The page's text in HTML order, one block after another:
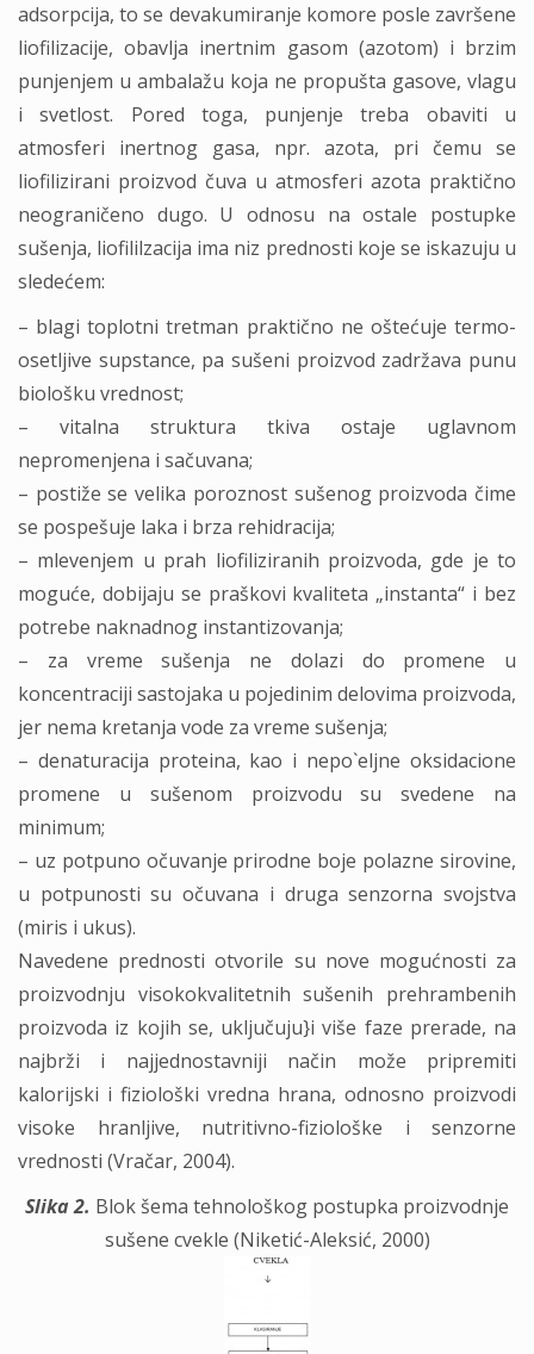
adsorpcija, to se devakumiranje komore posle završene
liofilizacije, obavlja inertnim gasom (azotom) i brzim
punjenjem u ambalažu koja ne propušta gasove, vlagu
i svetlost. Pored toga, punjenje treba obaviti u
atmosferi inertnog gasa, npr. azota, pri čemu se
liofilizirani proizvod čuva u atmosferi azota praktično
neograničeno dugo. U odnosu na ostale postupke
sušenja, liofililzacija ima niz prednosti koje se iskazuju u
sledećem:
– blagi toplotni tretman praktično ne oštećuje termo-
osetljive supstance, pa sušeni proizvod zadržava punu
biološku vrednost;
– vitalna struktura tkiva ostaje uglavnom
nepromenjena i sačuvana;
– postiže se velika poroznost sušenog proizvoda čime
se pospešuje laka i brza rehidracija;
– mlevenjem u prah liofiliziranih proizvoda, gde je to
moguće, dobijaju se praškovi kvaliteta „instanta“ i bez
potrebe naknadnog instantizovanja;
– za vreme sušenja ne dolazi do promene u
koncentraciji sastojaka u pojedinim delovima proizvoda,
jer nema kretanja vode za vreme sušenja;
– denaturacija proteina, kao i nepo`eljne oksidacione
promene u sušenom proizvodu su svedene na
minimum;
– uz potpuno očuvanje prirodne boje polazne sirovine,
u potpunosti su očuvana i druga senzorna svojstva
(miris i ukus).
Navedene prednosti otvorile su nove mogućnosti za
proizvodnju visokokvalitetnih sušenih prehrambenih
proizvoda iz kojih se, uključuju}i više faze prerade, na
najbrži i najjednostavniji način može pripremiti
kalorijski i fiziološki vredna hrana, odnosno proizvodi
visoke hranljive, nutritivno-fiziološke i senzorne
vrednosti (Vračar, 2004).
Slika 2. Blok šema tehnološkog postupka proizvodnje
sušene cvekle (Niketić-Aleksić, 2000)